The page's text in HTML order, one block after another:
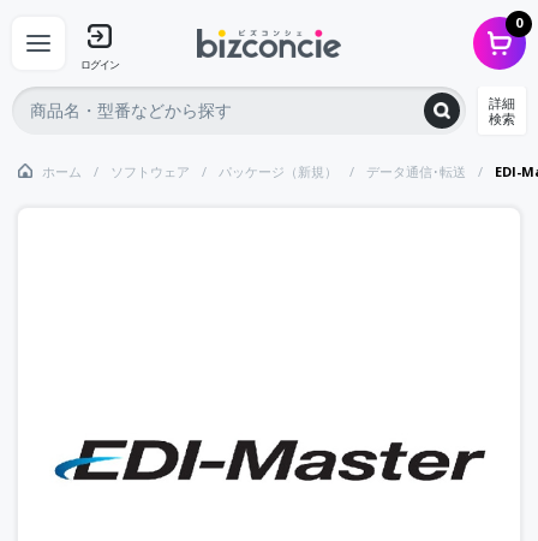
ログイン
0
詳細
検索
ホーム ソフトウェア パッケージ（新規） データ通信･転送 EDI-